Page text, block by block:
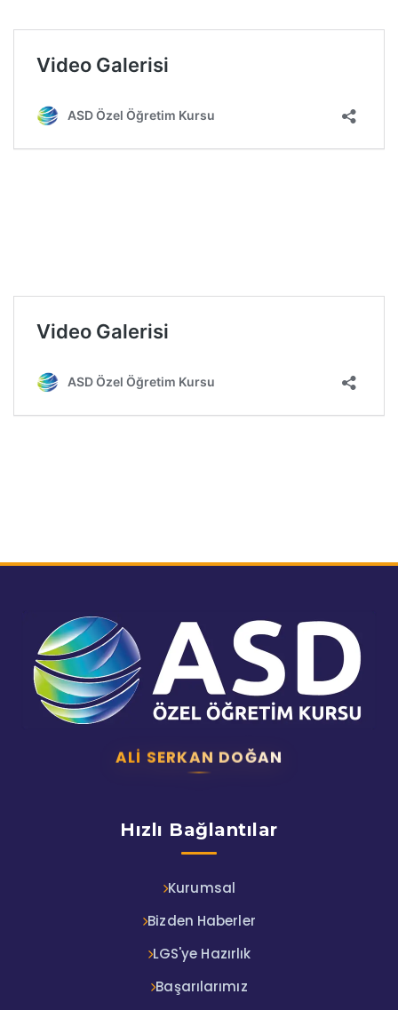
ALI SERKAN DOĞAN
Hızlı Bağlantılar
Kurumsal
Bizden Haberler
LGS'ye Hazırlık
Başarılarımız